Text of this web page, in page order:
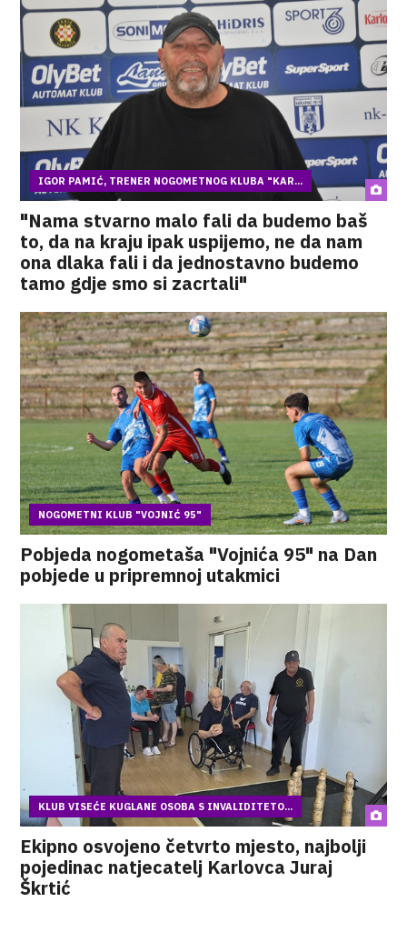
IGOR PAMIĆ, TRENER NOGOMETNOG KLUBA "KAR...
"Nama stvarno malo fali da budemo baš
to, da na kraju ipak uspijemo, ne da nam
ona dlaka fali i da jednostavno budemo
tamo gdje smo si zacrtali"
NOGOMETNI KLUB "VOJNIĆ 95"
Pobjeda nogometaša "Vojnića 95" na Dan
pobjede u pripremnoj utakmici
KLUB VISEĆE KUGLANE OSOBA S INVALIDITETO...
Ekipno osvojeno četvrto mjesto, najbolji
pojedinac natjecatelj Karlovca Juraj
Škrtić